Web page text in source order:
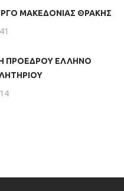
ΜΑΚΕΔΟΝΙΑΣ ΘΡΑΚΗΣ
ΠΡΟΕΔΡΟΥ ΕΛΛΗΝΟ